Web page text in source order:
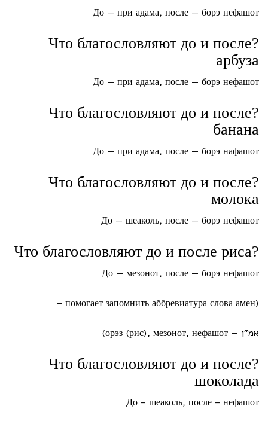
До — при адама, после — борэ нефашот
?Что благословляют до и после
арбуза
До — при адама, после — борэ нефашот
?Что благословляют до и после
банана
До — при адама, после — борэ нафашот
?Что благословляют до и после
молока
До — шеаколь, после — борэ нефашот
?Что благословляют до и после риса
До — мезонот, после — борэ нефашот
(помогает запомнить аббревиатура слова амен –
אמ"ן — орэз (рис), мезонот, нефашот)
?Что благословляют до и после
шоколада
До – шеаколь, после – нефашот